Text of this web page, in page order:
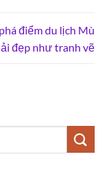
điểm du lịch Mù
đẹp như tranh vẽ